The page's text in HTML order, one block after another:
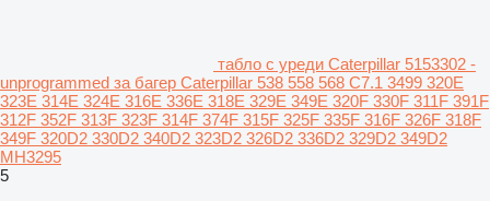
табло с уреди Caterpillar 5153302 -
unprogrammed за багер Caterpillar 538 558 568 C7.1 3499 320E
323E 314E 324E 316E 336E 318E 329E 349E 320F 330F 311F 391F
312F 352F 313F 323F 314F 374F 315F 325F 335F 316F 326F 318F
349F 320D2 330D2 340D2 323D2 326D2 336D2 329D2 349D2
MH3295
5